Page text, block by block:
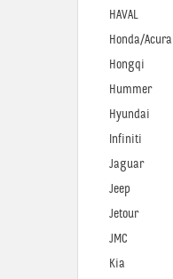
HAVAL
Honda/Acura
Hongqi
Hummer
Hyundai
Infiniti
Jaguar
Jeep
Jetour
JMC
Kia